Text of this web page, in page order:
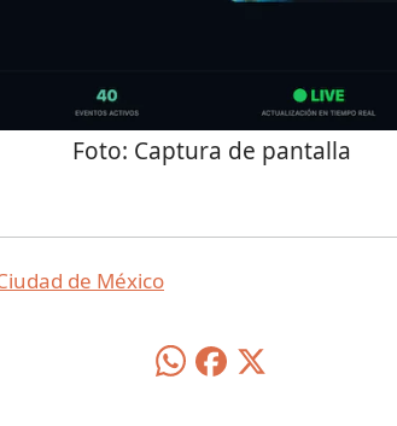
Foto: Captura de pantalla
de México